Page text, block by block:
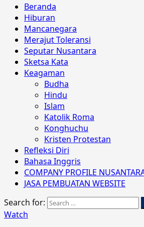
Beranda
Hiburan
Mancanegara
Merajut Toleransi
Seputar Nusantara
Sketsa Kata
Keagaman
Budha
Hindu
Islam
Katolik Roma
Konghuchu
Kristen Protestan
Refleksi Diri
Bahasa Inggris
COMPANY PROFILE
JASA PEMBUATAN WEBSITE
Search for:
Watch